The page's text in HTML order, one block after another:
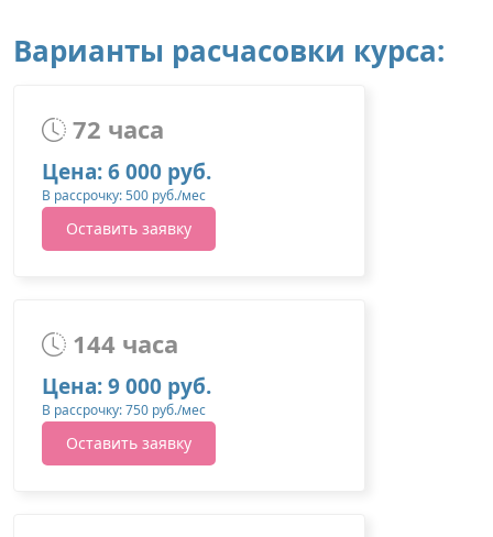
Варианты расчасовки курса:
72 часа
Цена: 6 000 руб.
В рассрочку: 500 руб./мес
Оставить заявку
144 часа
Цена: 9 000 руб.
В рассрочку: 750 руб./мес
Оставить заявку